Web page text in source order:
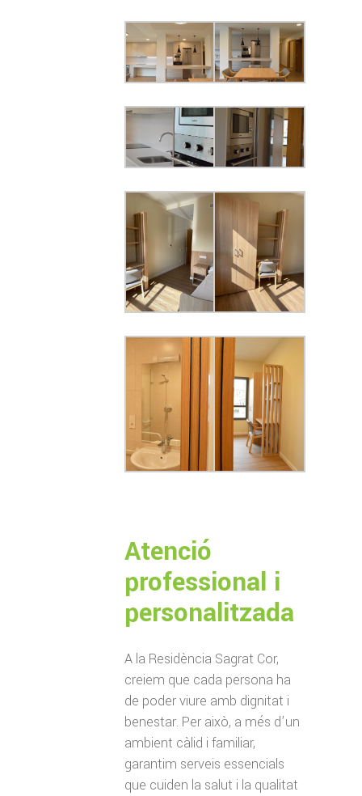
Atenció
professional i
personalitzada
A la Residència Sagrat Cor,
creiem que cada persona ha
de poder viure amb dignitat i
benestar. Per això, a més d’un
ambient càlid i familiar,
garantim serveis essencials
que cuiden la salut i la qualitat